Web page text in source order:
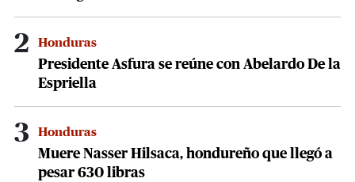
2 Honduras
Presidente Asfura se reúne con Abelardo De la
Espriella
3 Honduras
Muere Nasser Hilsaca, hondureño que llegó a
pesar 630 libras